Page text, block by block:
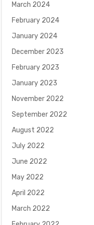
March 2024
February 2024
January 2024
December 2023
February 2023
January 2023
November 2022
September 2022
August 2022
July 2022
June 2022
May 2022
April 2022
March 2022